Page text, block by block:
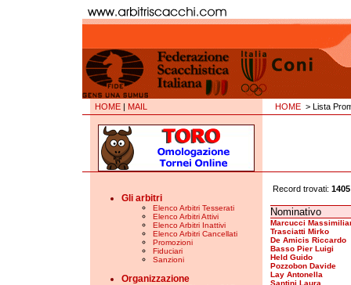
HOME | MAIL HOME > Lista
Gli arbitri
Elenco Arbitri Tesserati
Elenco Arbitri Attivi
Elenco Arbitri Inattivi
Elenco Arbitri Cancellati
Promozioni
Fiduciari
Sanzioni
Organizzazione
Record trovati: 1405
Nominativo
Marcucci
Trasciatti Mirko
De Amicis Riccardo
Basso Pier Luigi
Held Guido
Pozzobon Davide
Lay Antonella
Santini Laura